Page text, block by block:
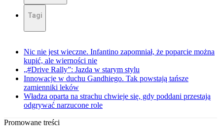
Tagi
Nic nie jest wieczne. Infantino zapomniał, że poparcie można
kupić, ale wierności nie
„#Drive Rally”: Jazda w starym stylu
Innowacje w duchu Gandhiego. Tak powstają tańsze
zamienniki leków
Władza oparta na strachu chwieje się, gdy poddani przestają
odgrywać narzucone role
Promowane treści